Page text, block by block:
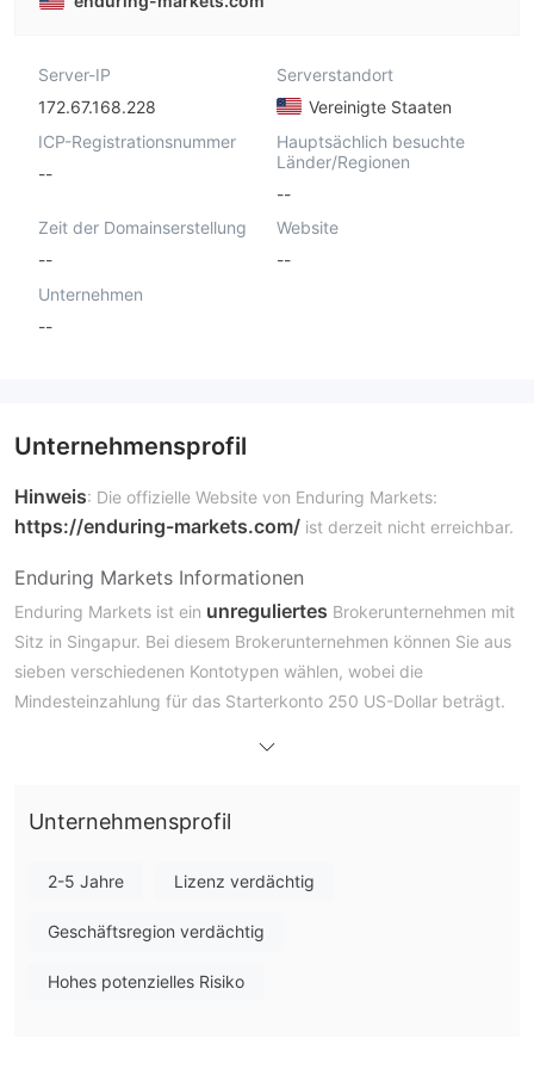
Server-IP
172.67.168.228
Serverstandort
Vereinigte Staaten
ICP-Registrationsnummer
--
Hauptsächlich besuchte
Länder/Regionen
--
Zeit der Domainserstellung
--
Website
--
Unternehmen
--
Unternehmensprofil
Hinweis: Die offizielle Website von Enduring Markets:
https://enduring-markets.com/ ist derzeit nicht erreichbar.
Enduring Markets Informationen
Enduring Markets ist ein unreguliertes Brokerunternehmen mit
Sitz in Singapur. Bei diesem Brokerunternehmen können Sie aus
sieben verschiedenen Kontotypen wählen, wobei die
Mindesteinzahlung für das Starterkonto 250 US-Dollar beträgt.
support@enduring-markets.com
Ist Enduring Markets seriös?
Zertifikate. Obwohl es in Singapur registriert ist, fehlt es an
Eröffnung eines Online-Brokerage-Kontos kann ein einfacher
Unternehmensprofil
2-5 Jahre Lizenz verdächtig
Geschäftsregion verdächtig
Hohes potenzielles Risiko